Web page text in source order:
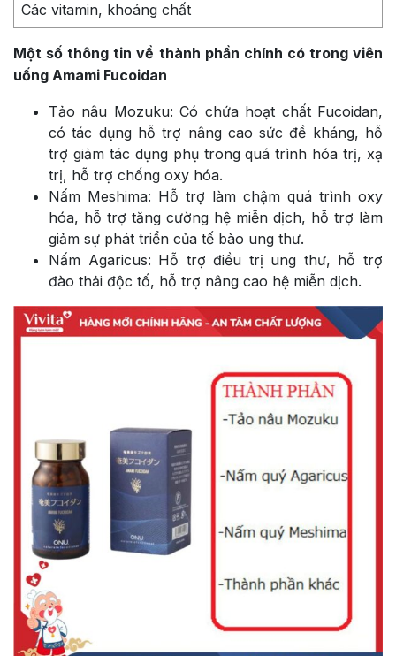
Các vitamin, khoáng chất
Một số thông tin về thành phần chính có trong viên
uống Amami Fucoidan
Tảo nâu Mozuku: Có chứa hoạt chất Fucoidan,
có tác dụng hỗ trợ nâng cao sức đề kháng, hỗ
trợ giảm tác dụng phụ trong quá trình hóa trị, xạ
trị, hỗ trợ chống oxy hóa.
Nấm Meshima: Hỗ trợ làm chậm quá trình oxy
hóa, hỗ trợ tăng cường hệ miễn dịch, hỗ trợ làm
giảm sự phát triển của tế bào ung thư.
Nấm Agaricus: Hỗ trợ điều trị ung thư, hỗ trợ
đào thải độc tố, hỗ trợ nâng cao hệ miễn dịch.